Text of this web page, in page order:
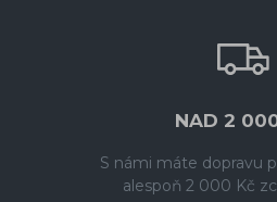
NAD 2
S námi máte dopravu
alespoň 2 000 Kč